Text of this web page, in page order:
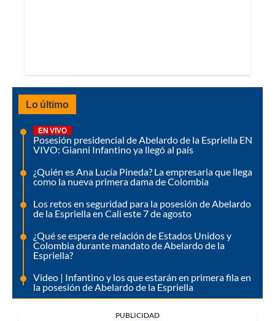
Lo último
EN VIVO
Posesión presidencial de Abelardo de la Espriella EN
VIVO: Gianni Infantino ya llegó al país
¿Quién es Ana Lucía Pineda? La empresaria que llega
como la nueva primera dama de Colombia
Los retos en seguridad para la posesión de Abelardo
de la Espriella en Cali este 7 de agosto
¿Qué se espera de relación de Estados Unidos y
Colombia durante mandato de Abelardo de la
Espriella?
Video | Infantino y los que estarán en primera fila en
la posesión de Abelardo de la Espriella
PUBLICIDAD